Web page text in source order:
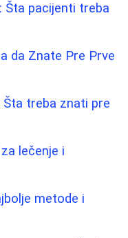
pacijenti treba
da Znate Pre Prve
treba znati pre
lečenje i
metode i